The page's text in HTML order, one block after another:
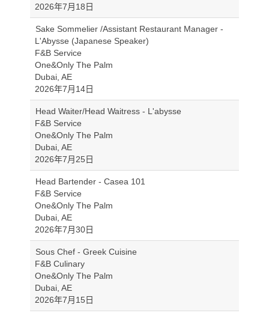
2026年7月18日
Sake Sommelier /Assistant Restaurant Manager -
L'Abysse (Japanese Speaker)
F&B Service
One&Only The Palm
Dubai, AE
2026年7月14日
Head Waiter/Head Waitress - L'abysse
F&B Service
One&Only The Palm
Dubai, AE
2026年7月25日
Head Bartender - Casea 101
F&B Service
One&Only The Palm
Dubai, AE
2026年7月30日
Sous Chef - Greek Cuisine
F&B Culinary
One&Only The Palm
Dubai, AE
2026年7月15日